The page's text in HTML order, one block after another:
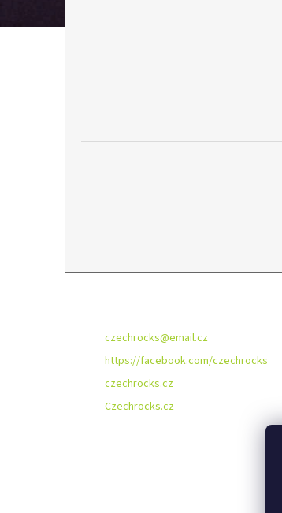
czechrocks@email.cz
https://facebook.com/czechrocks
czechrocks.cz
Czechrocks.cz